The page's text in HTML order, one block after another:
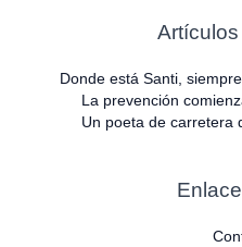
Donde está Santi,
La prevención
Un poeta de carretera